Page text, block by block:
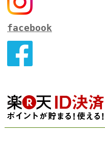
facebook